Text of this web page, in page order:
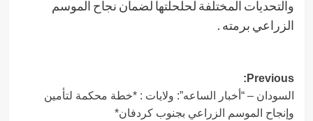
والتحديات المختلفة لحلحلتها لضمان نجاح الموسم
الزراعي برمته .
Post
navigation
Previous:
السودان – “أخبار الساعه”: ولايات : *خطة محكمة لتأمين
وإنجاح الموسم الزراعي بجنوب كردفان*